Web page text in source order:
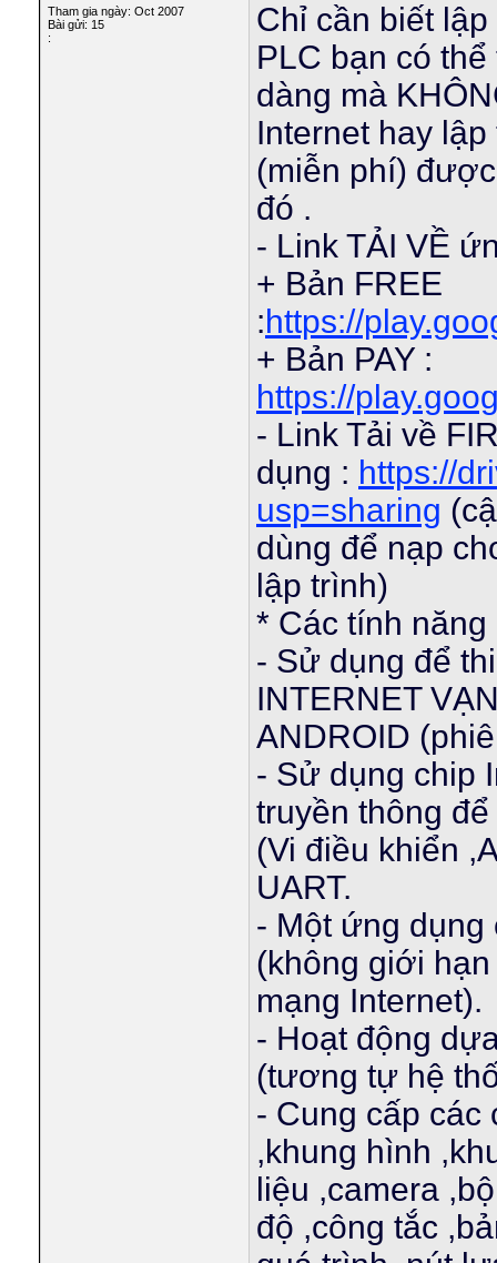
Tham gia ngày: Oct 2007
Bài gửi: 15
:
Chỉ cần biết
PLC bạn có
dàng mà
Internet hay
(miễn phí)
đó .
- Link TẢI VỀ
+ Bản FREE
:https://
+ Bản PAY :
https://
- Link Tải về
dụng : https://
usp=sharing
dùng để nạp
lập trình)
* Các tính
- Sử dụng để
INTERNET
ANDROID
- Sử dụng chip
truyền thông
(Vi điều khiển
UART.
- Một ứng dụng
(không giới
mạng Internet).
- Hoạt động
(tương tự hệ
- Cung cấp các
,khung hình
liệu ,camera
độ ,công tắc